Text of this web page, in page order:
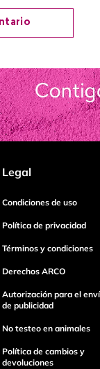
Legal
Condiciones de uso
Política de privacidad
Términos y condiciones
Derechos ARCO
Autorización para el
de publicidad
No testeo en animales
Política de cambios y
devoluciones